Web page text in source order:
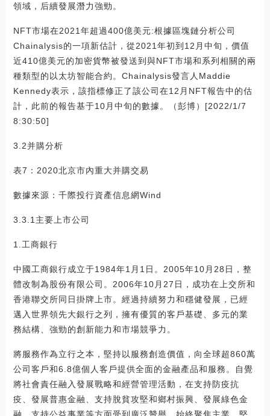
領域，后續發展潛力強勁。
NFT市場在2021年超過400億美元:根據區塊鏈分析公司
Chainalysis的一項新估計，從2021年初到12月中旬，價值
近410億美元的加密貨幣被發送到與NFT市場和系列相關的兩
種類型的以太坊智能合約。Chainalysis發言人Maddie
Kennedy表示，該指標修正了該公司在12月NFT報告中的估
計，此前的報告基于10月中旬的數據。（彭博）[2022/1/7
8:30:50]
3.2并購分析
表7：2020北京市內重大并購交易
數據來源：千際投行資產信息網Wind
3.3.1主要上市公司
1.工商銀行
中國工商銀行成立于1984年1月1日。2005年10月28日，整
體改制為股份有限公司。2006年10月27日，成功在上交所和
香港聯交所同日掛牌上市。經過持續努力和穩健發展，已經
邁入世界領先大銀行之列，擁有優質的客戶基礎、多元的業
務結構、強勁的創新能力和市場競爭力。
將服務作為立行之本，堅持以服務創造價值，向全球超860萬
公司客戶和6.8億個人客戶提供全面的金融產品和服務。自覺
將社會責任融入發展戰略和經營管理活動，在支持防疫抗
疫、發展普惠金融、支持脫貧攻堅和鄉村振興、發展綠色金